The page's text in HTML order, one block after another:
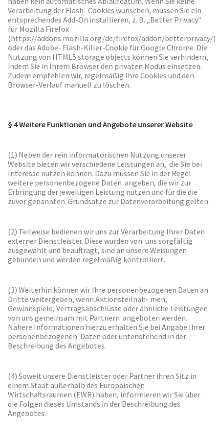
Verarbeitung der Flash- Cookies wünschen, müssen Sie ein
entsprechendes Add-On installieren, z. B. „Better Privacy“
für Mozilla Firefox
(https://addons.mozilla.org/de/firefox/addon/betterprivacy/)
oder das Adobe- Flash-Killer-Cookie für Google Chrome. Die
Nutzung von HTML5 storage objects können Sie verhindern,
indem Sie in Ihrem Browser den privaten Modus einsetzen.
Zudem empfehlen wir, regelmäßig Ihre Cookies und den
Browser-Verlauf manuell zu löschen.
§ 4 Weitere Funktionen und Angebote unserer Website
(1) Neben der rein informatorischen Nutzung unserer
Website bieten wir verschiedene Leistungen an, die Sie bei
Interesse nutzen können. Dazu müssen Sie in der Regel
weitere personenbezogene Daten angeben, die wir zur
Erbringung der jeweiligen Leistung nutzen und für die die
zuvor genannten Grundsätze zur Datenverarbeitung gelten.
(2) Teilweise bedienen wir uns zur Verarbeitung Ihrer Daten
externer Dienstleister. Diese wurden von uns sorgfältig
ausgewählt und beauftragt, sind an unsere Weisungen
gebunden und werden regelmäßig kontrolliert.
(3) Weiterhin können wir Ihre personenbezogenen Daten an
Dritte weitergeben, wenn Aktionsteilnah- men,
Gewinnspiele, Vertragsabschlüsse oder ähnliche Leistungen
von uns gemeinsam mit Partnern angeboten werden.
Nähere Informationen hierzu erhalten Sie bei Angabe Ihrer
personenbezogenen Daten oder untenstehend in der
Beschreibung des Angebotes.
(4) Soweit unsere Dienstleister oder Partner ihren Sitz in
einem Staat außerhalb des Europäischen
Wirtschaftsraumen (EWR) haben, informieren wir Sie über
die Folgen dieses Umstands in der Beschreibung des
Angebotes.